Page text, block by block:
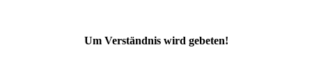
Um Verständnis wird gebeten!